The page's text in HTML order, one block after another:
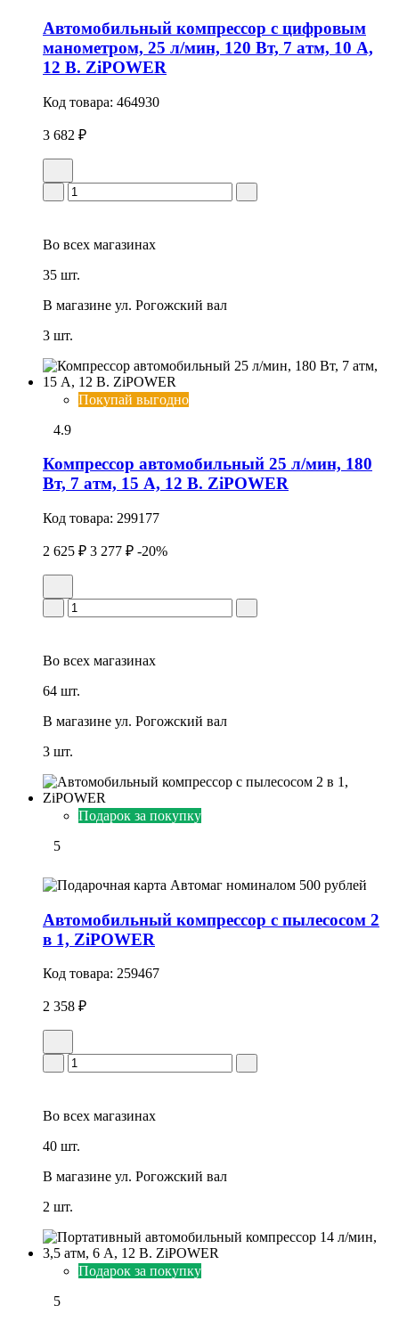
Автомобильный компрессор с цифровым
манометром, 25 л/мин, 120 Вт, 7 атм, 10 А,
12 В. ZiPOWER
Код товара: 464930
3 682 ₽
Во всех магазинах
35 шт.
В магазине ул. Рогожский вал
3 шт.
Покупай выгодно
4.9
Компрессор автомобильный 25 л/мин, 180
Вт, 7 атм, 15 А, 12 В. ZiPOWER
Код товара: 299177
2 625 ₽ 3 277 ₽ -20%
Во всех магазинах
64 шт.
В магазине ул. Рогожский вал
3 шт.
Подарок за покупку
5
Автомобильный компрессор с пылесосом 2
в 1, ZiPOWER
Код товара: 259467
2 358 ₽
Во всех магазинах
40 шт.
В магазине ул. Рогожский вал
2 шт.
Подарок за покупку
5